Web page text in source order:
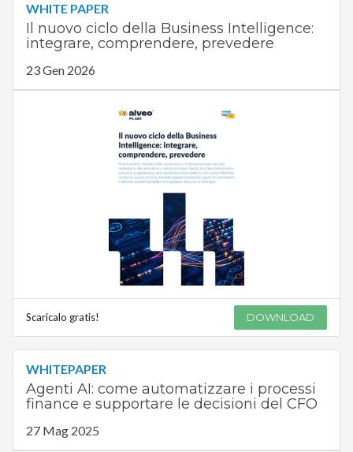
WHITE PAPER
Il nuovo ciclo della Business Intelligence:
integrare, comprendere, prevedere
23 Gen 2026
Scaricalo gratis! DOWNLOAD
WHITEPAPER
Agenti AI: come automatizzare i processi
finance e supportare le decisioni del CFO
27 Mag 2025